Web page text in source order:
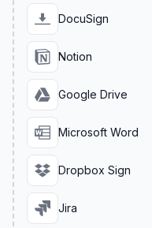
DocuSign
Notion
Google Drive
Microsoft Word
Dropbox Sign
Jira